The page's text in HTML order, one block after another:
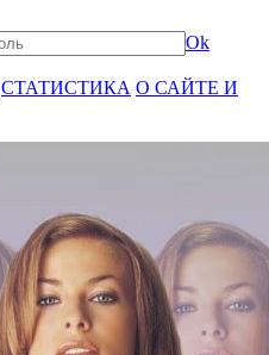
Ok
СТАТИСТИКА О САЙТЕ И